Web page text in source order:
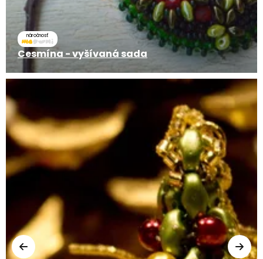
náročnosť
Cesmína - vyšívaná sada